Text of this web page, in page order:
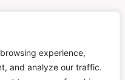
experience,
and analyze our traffic.
15, Västerås
20